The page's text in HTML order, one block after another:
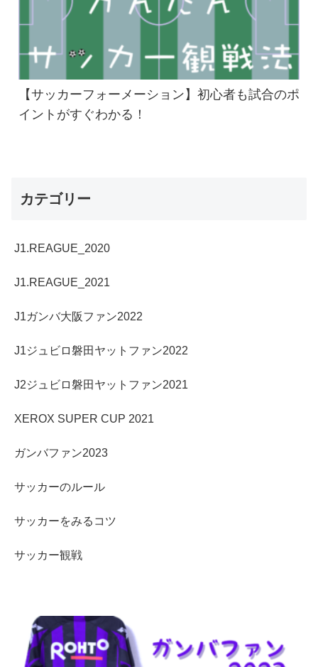
【サッカーフォーメーション】初心者も試合のポ
イントがすぐわかる！
カテゴリー
J1.REAGUE_2020
J1.REAGUE_2021
J1ガンバ大阪ファン2022
J1ジュビロ磐田ヤットファン2022
J2ジュビロ磐田ヤットファン2021
XEROX SUPER CUP 2021
ガンバファン2023
サッカーのルール
サッカーをみるコツ
サッカー観戦